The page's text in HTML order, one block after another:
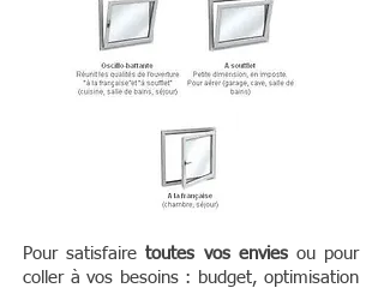
Pour satisfairetoutes vos enviesou pour
coller à vos besoins : budget, optimisation